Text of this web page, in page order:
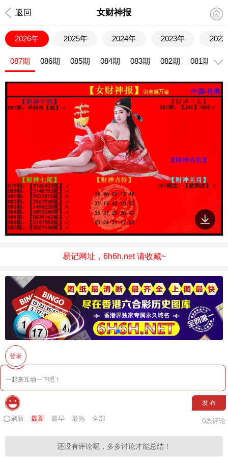
返回 女财神报
2026年 2025年 2024年 2023年 2022
087期 086期 085期 084期 083期 082期 081期
易记网址，6h6h.net 请收藏~
登录
发 布
刷新 最新 最早 最热 全部 0条评论
还没有评论呢，多多讨论才能总结！